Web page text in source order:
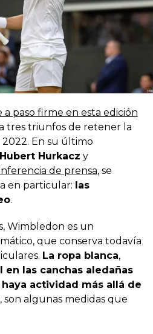
a paso firme en esta edición
tres triunfos de retener la
En su último
Hubert Hurkacz y
de prensa, se
en particular: las
.
Wimbledon es un
que conserva todavía
La ropa blanca,
las canchas aledañas
actividad más allá de
, son algunas medidas que